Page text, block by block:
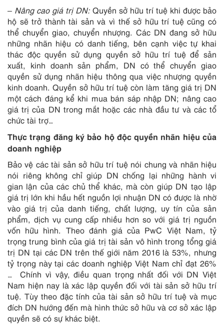
– Nâng cao giá trị DN: Quyền sở hữu trí tuệ khi được bảo
hộ sẽ trở thành tài sản và vì thế sở hữu trí tuệ cũng có
thể chuyển giao, chuyển nhượng. Các DN đang sở hữu
những nhãn hiệu có danh tiếng, bên cạnh việc tự khai
thác độc quyền sử dụng quyền sở hữu trí tuệ để sản
xuất, kinh doanh sản phẩm, DN có thể chuyển giao
quyền sử dụng nhãn hiệu thông qua việc nhượng quyền
kinh doanh. Quyền sở hữu trí tuệ còn làm tăng giá trị DN
một cách đáng kể khi mua bán sáp nhập DN; nâng cao
giá trị của DN trong mắt hoặc các nhà đầu tư và các tổ
chức tài trợ…
Thực trạng đăng ký bảo hộ độc quyền nhãn hiệu của
doanh nghiệp
Bảo vệ các tài sản sở hữu trí tuệ nói chung và nhãn hiệu
nói riêng không chỉ giúp DN chống lại những hành vi
gian lận của các chủ thể khác, mà còn giúp DN tạo lập
giá trị lớn khi hầu hết nguồn lợi nhuận DN có được là nhờ
vào giá trị của danh tiếng, chất lượng, uy tín của sản
phẩm, dịch vụ cung cấp nhiều hơn so với giá trị nguồn
vốn hữu hình. Theo đánh giá của PwC Việt Nam, tỷ
trọng trung bình của giá trị tài sản vô hình trong tổng giá
trị DN tại các DN trên thế giới năm 2016 là 53%, nhưng
tỷ trọng này tại các doanh nghiệp Việt Nam chỉ đạt 26%
… Chính vì vậy, điều quan trọng nhất đối với DN Việt
Nam hiện nay là xác lập quyền đối với tài sản sở hữu trí
tuệ. Tùy theo đặc tính của tài sản sở hữu trí tuệ và mục
đích DN hướng đến mà hình thức sở hữu và cơ sở xác lập
quyền sẽ có sự khác biệt.